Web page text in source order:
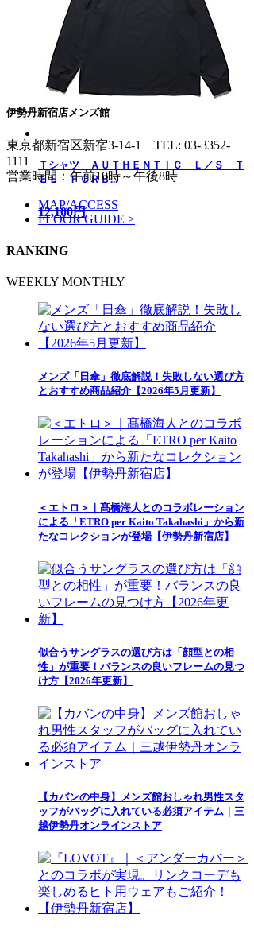
Ｔシャツ ＡＵＴＨＥＮＴＩＣ Ｌ／Ｓ Ｔ
ＥＥ ＦＣＲＢ...
12,100円
伊勢丹新宿店メンズ館
東京都新宿区新宿3-14-1 TEL: 03-3352-
1111
営業時間：午前10時～午後8時
MAP/ACCESS
FLOOR GUIDE >
RANKING
WEEKLY MONTHLY
メンズ「日傘」徹底解説！失敗しない選び方
とおすすめ商品紹介【2026年5月更新】
＜エトロ＞｜髙橋海人とのコラボレーション
による「ETRO per Kaito Takahashi」から新
たなコレクションが登場【伊勢丹新宿店】
似合うサングラスの選び方は「顔型との相
性」が重要！バランスの良いフレームの見つ
け方【2026年更新】
【カバンの中身】メンズ館おしゃれ男性スタ
ッフがバッグに入れている必須アイテム｜三
越伊勢丹オンラインストア